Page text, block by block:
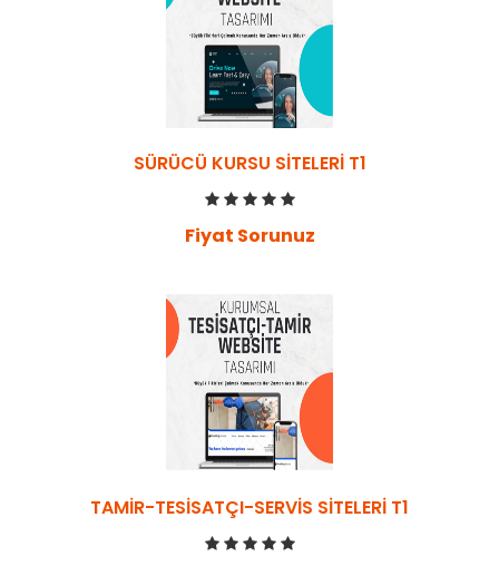
SÜRÜCÜ KURSU SITELERI T1
Fiyat Sorunuz
TAMIR-TESISATÇI-SERVIS SITELERI T1